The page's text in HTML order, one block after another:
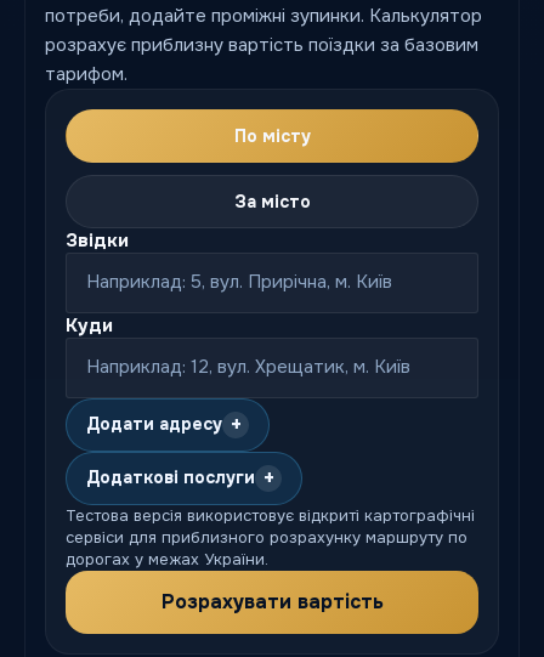
потреби, додайте проміжні зупинки. Калькулятор
розрахує приблизну вартість поїздки за базовим
тарифом.
По місту
За місто
Звідки
Куди
Додати адресу +
Додаткові послуги +
Тестова версія використовує відкриті картографічні
сервіси для приблизного розрахунку маршруту по
дорогах у межах України.
Розрахувати вартість